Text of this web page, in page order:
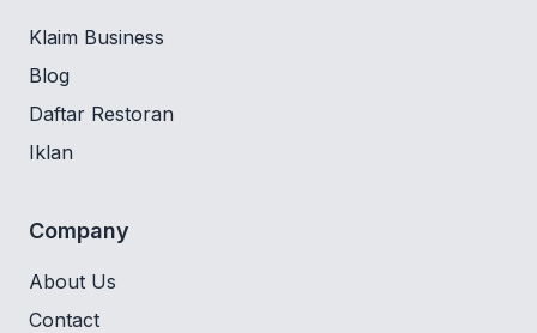
Klaim Business
Blog
Daftar Restoran
Iklan
Company
About Us
Contact